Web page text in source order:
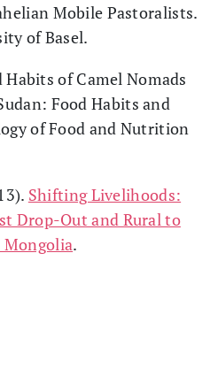
Mobile Pastoralists.
of Basel.
of Camel Nomads
Food Habits and
of Food and Nutrition
Shifting Livelihoods:
Drop-Out and Rural to
.